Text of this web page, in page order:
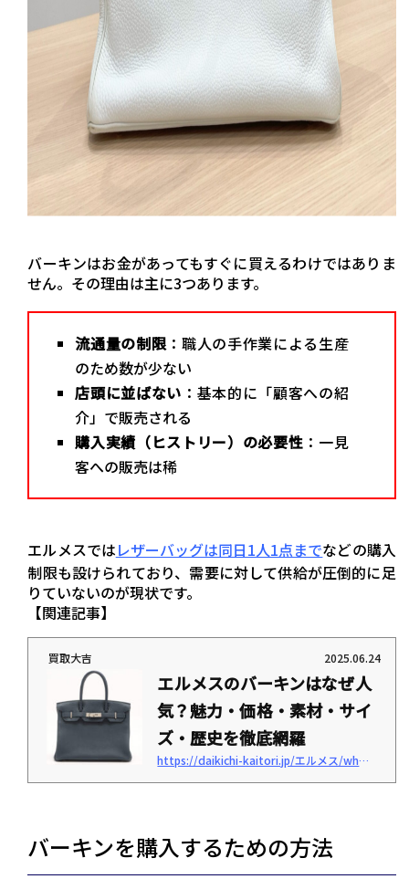
バーキンはお金があってもすぐに買えるわけではありま
せん。その理由は主に3つあります。
流通量の制限：職人の手作業による生産
のため数が少ない
店頭に並ばない ：基本的に「顧客への紹
介」で販売される
購入実績（ヒストリー）の必要性 ：一見
客への販売は稀
エルメスではレザーバッグは同日1人1点までなどの購入
制限も設けられており、需要に対して供給が圧倒的に足
りていないのが現状です。
【関連記事】
買取大吉 2025.06.24
エルメスのバーキンはなぜ人
気？魅力・価格・素材・サイ
ズ・歴史を徹底網羅
https://daikichi-kaitori.jp/エルメス/what-is-birkin
す。 現行モデルの価格も紹介しているため、バーキンに興味がある方は、ぜひ参考に
してみてくだ...
バーキンを購入するための方法